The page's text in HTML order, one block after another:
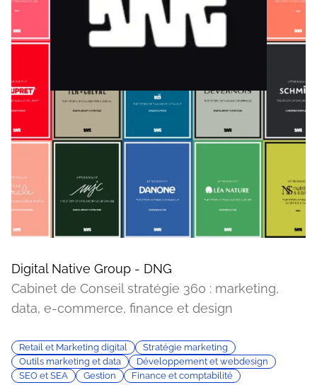
Digital Native Group - DNG
Cabinet de Conseil stratégie 360 : marketing,
data, e-commerce, finance et design
Retail et Marketing digital
Stratégie marketing
Outils marketing et data
Développement et webdesign
SEO et SEA
Gestion Finance et comptabilité